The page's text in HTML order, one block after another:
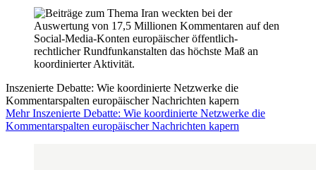
Inszenierte Debatte: Wie koordinierte Netzwerke die
Kommentarspalten europäischer Nachrichten kapern
Mehr Inszenierte Debatte: Wie koordinierte Netzwerke die
Kommentarspalten europäischer Nachrichten kapern